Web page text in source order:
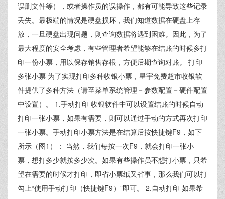
误删文件等），或者操作员的误操作，都有可能导致这些记录
丢失。最极端的情况是硬盘损坏，我们知道数据在硬盘上存
放，一旦硬盘出现问题，则查询数据将遇到困难。因此，为了
最大程度的安全考虑，有些管理者希望能够在结账的时候多打
印一份小票，用以保存销售存根，方便后期查询对账。 打印
多张小票 为了实现打印多种收银小票，星宇免费超市收银软
件提供了多种方法（请至菜单系统管理－参数配置－硬件配置
中设置）。 1.手动打印 收银软件中可以设置结账的时候自动
打印一张小票，如果有需要，则可以通过手动的方式再次打印
一张小票。手动打印小票方法是在结算后按快捷键F9，如下
所示（图1）： 当然，我们每按一次F9，就会打印一张小
票，想打多少就按多少次。如果有些操作员不想打小票，只希
望在需要的时候才打印，即省小票纸又省事，那么我们可以打
勾上“使用手动打印（快捷键F9）”即可。 2.自动打印 如果希